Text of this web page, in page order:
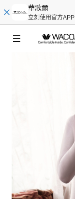
華歌爾
立刻使用官方APP